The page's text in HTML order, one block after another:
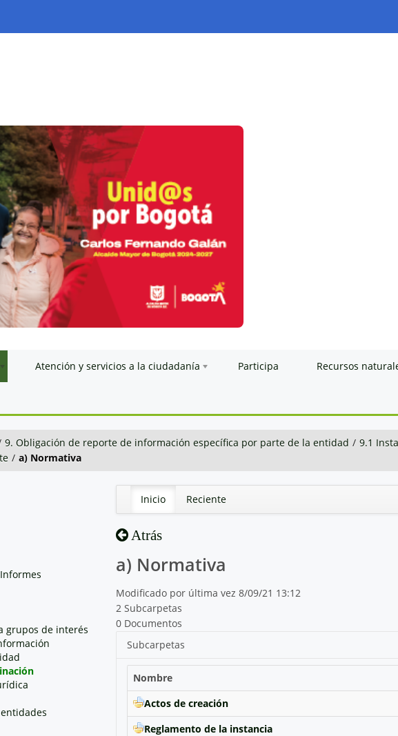
Atención y servicios a la ciudadanía Participa Recursos
9. Obligación de reporte de información específica por parte de la entidad / 9.1
/ a) Normativa
grupos de interés
Inicio Reciente
Atrás
a) Normativa
Modificado por última vez 8/09/21 13:12
2 Subcarpetas
0 Documentos
Subcarpetas
Nombre
Actos de creación
Reglamento de la instancia